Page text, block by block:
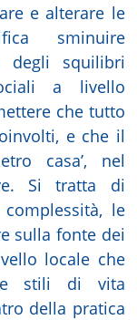
e alterare le
sminuire
degli squilibri
a livello
che tutto
e che il
casa’, nel
Si tratta di
le
sulla fonte dei
locale che
e stili di vita
della pratica